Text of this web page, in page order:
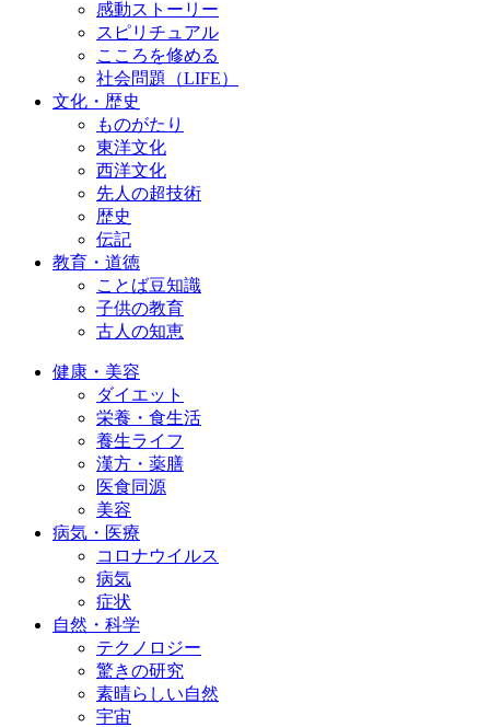
感動ストーリー
スピリチュアル
こころを修める
社会問題（LIFE）
文化・歴史
ものがたり
東洋文化
西洋文化
先人の超技術
歴史
伝記
教育・道徳
ことば豆知識
子供の教育
古人の知恵
健康・美容
ダイエット
栄養・食生活
養生ライフ
漢方・薬膳
医食同源
美容
病気・医療
コロナウイルス
病気
症状
自然・科学
テクノロジー
驚きの研究
素晴らしい自然
宇宙